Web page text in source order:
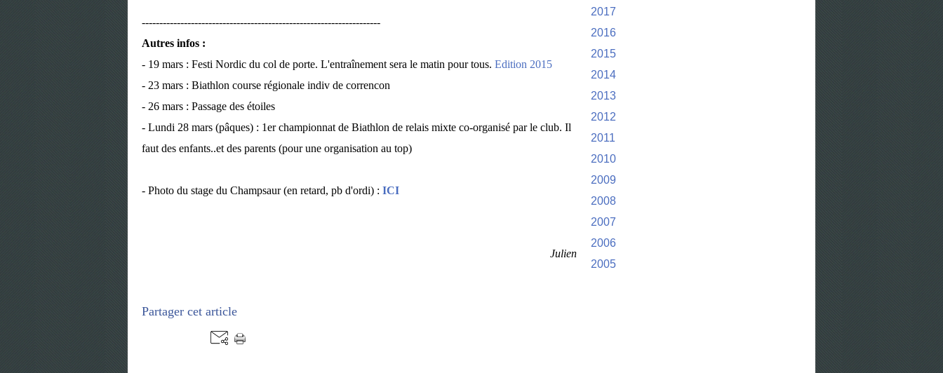
--------------------------------------------------------------------
Autres infos :
- 19 mars : Festi Nordic du col de porte. L'entraînement sera le matin pour tous. Edition 2015
- 23 mars : Biathlon course régionale indiv de correncon
- 26 mars : Passage des étoiles
- Lundi 28 mars (pâques) : 1er championnat de Biathlon de relais mixte co-organisé par le club. Il
faut des enfants..et des parents (pour une organisation au top)
- Photo du stage du Champsaur (en retard, pb d'ordi) : ICI
Julien
Partager cet article
2017
2016
2015
2014
2013
2012
2011
2010
2009
2008
2007
2006
2005